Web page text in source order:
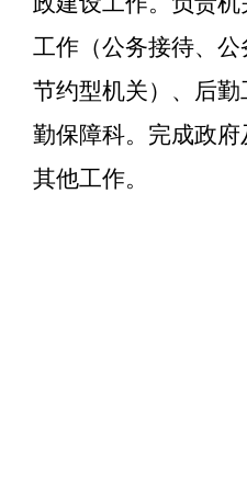
工作（公务接待、公
节约型机关）、后
勤保障科。完成政
其他工作。